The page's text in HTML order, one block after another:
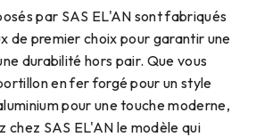
par SAS EL'AN sont fabriqués
de premier choix pour garantir une
durabilité hors pair. Que vous
en fer forgé pour un style
pour une touche moderne,
chez SAS EL'AN le modèle qui